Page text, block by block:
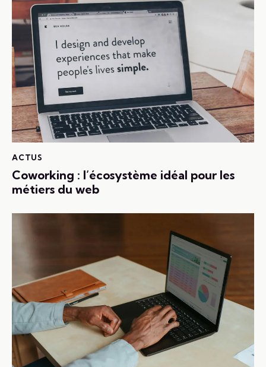
ACTUS
Coworking : l’écosystème idéal pour les
métiers du web